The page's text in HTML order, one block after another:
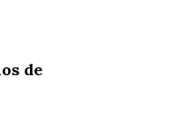
de